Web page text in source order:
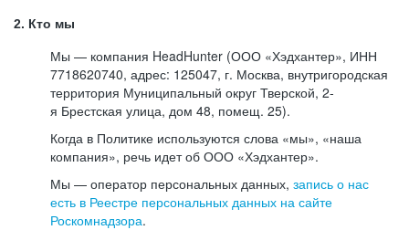
2. Кто мы
Мы — компания HeadHunter (ООО «Хэдхантер», ИНН
7718620740, адрес: 125047, г. Москва, внутригородская
территория Муниципальный округ Тверской, 2-
я Брестская улица, дом 48, помещ. 25).
Когда в Политике используются слова «мы», «наша
компания», речь идет об ООО «Хэдхантер».
Мы — оператор персональных данных, запись о нас
есть в Реестре персональных данных на сайте
Роскомнадзора.